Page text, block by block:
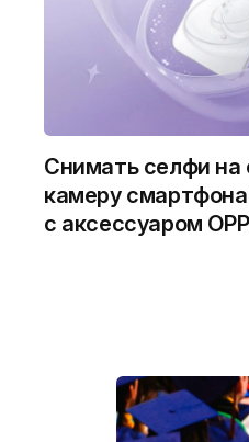
Снимать селфи на
камеру
с аксессуаром